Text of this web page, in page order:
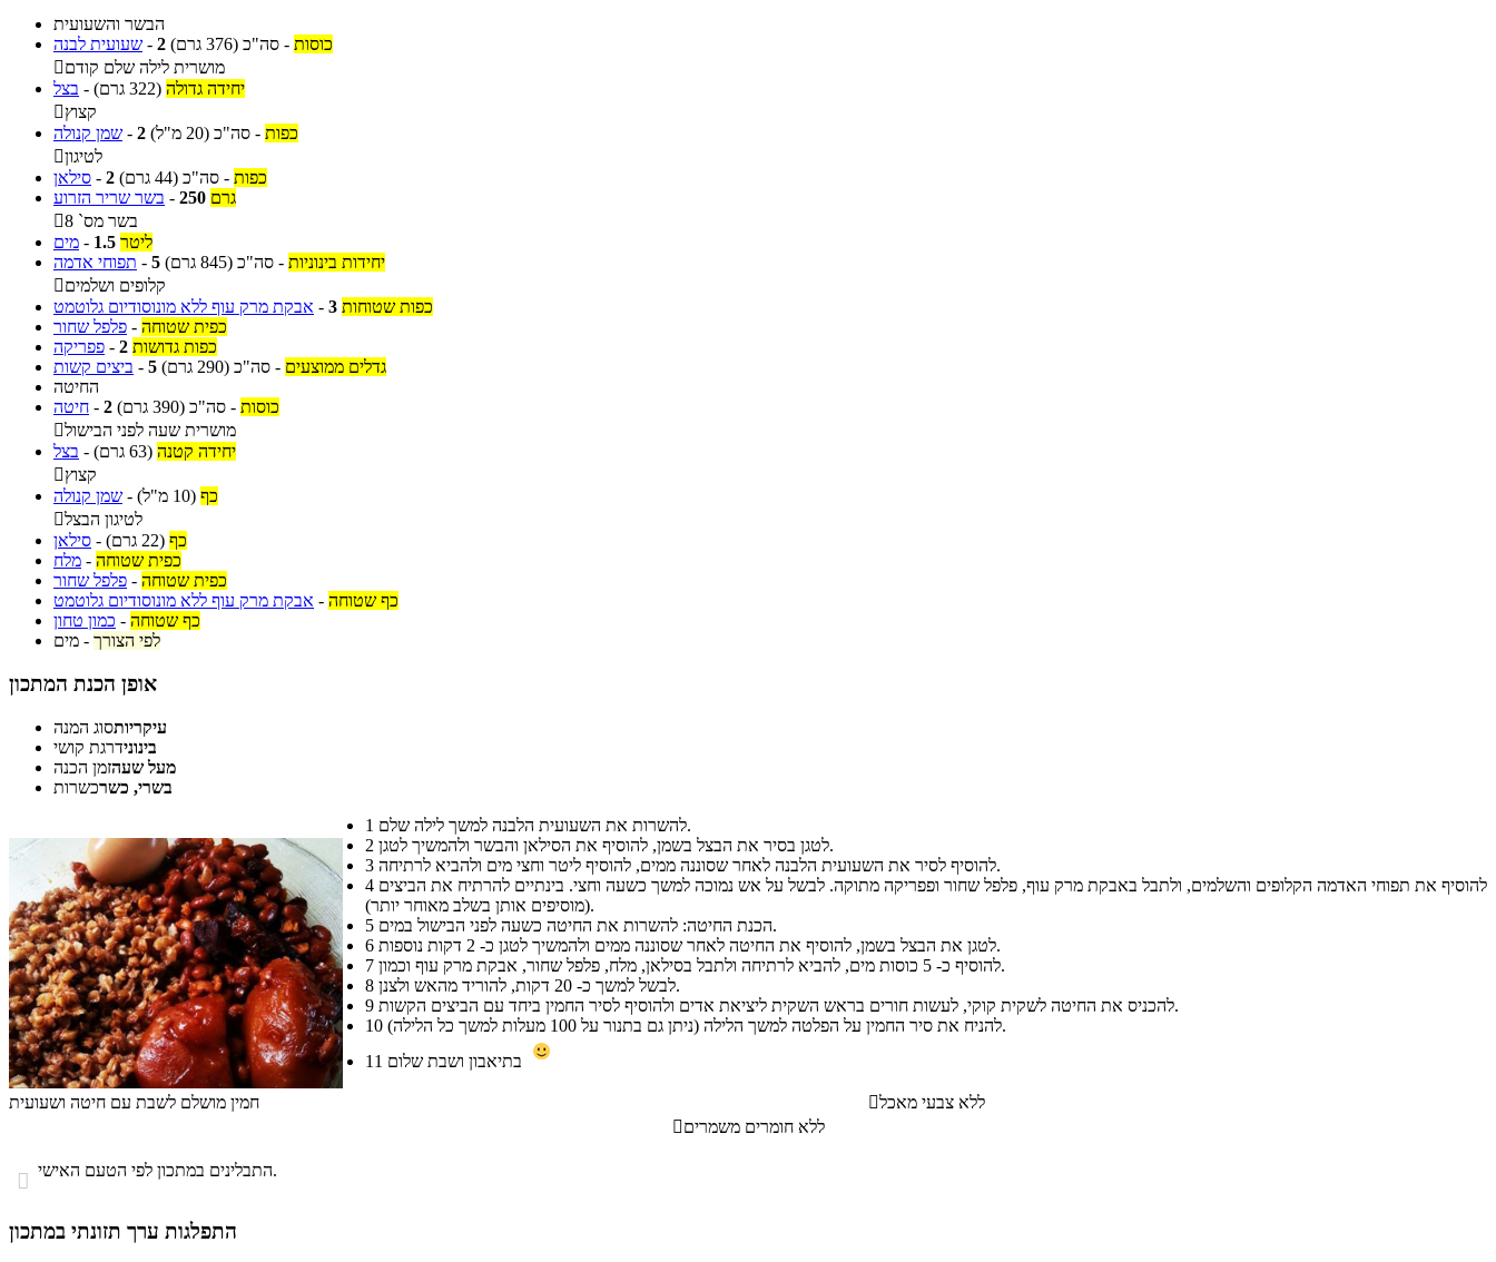
הבשר והשעועית
שעועית לבנה - 2 כוסות - סה"כ (376 גרם)
מושרית לילה שלם קודם
בצל - יחידה גדולה (322 גרם)
קצוץ
שמן קנולה - 2 כפות - סה"כ (20 מ"ל)
לטיגון
סילאן - 2 כפות - סה"כ (44 גרם)
בשר שריר הזרוע - 250 גרם

בשר מס` 8
מים - 1.5 ליטר
תפוחי אדמה - 5 יחידות בינוניות - סה"כ (845 גרם)
קלופים ושלמים
אבקת מרק עוף ללא מונוסודיום גלוטמט - 3 כפות שטוחות
פלפל שחור - כפית שטוחה
פפריקה - 2 כפות גדושות
ביצים קשות - 5 גדלים ממוצעים - סה"כ (290 גרם)
החיטה
חיטה - 2 כוסות - סה"כ (390 גרם)
מושרית שעה לפני הבישול
בצל - יחידה קטנה (63 גרם)
קצוץ
שמן קנולה - כף (10 מ"ל)
לטיגון הבצל
סילאן - כף (22 גרם)
מלח - כפית שטוחה
פלפל שחור - כפית שטוחה
אבקת מרק עוף ללא מונוסודיום גלוטמט - כף שטוחה
כמון טחון - כף שטוחה
מים - לפי הצורך
אופן הכנת המתכון
עיקריותסוג המנה
בינונידרגת קושי
מעל שעהזמן הכנה
בשרי, כשרכשרות
חמין מושלם לשבת עם חיטה ושעועית
1
להשרות את השעועית הלבנה למשך לילה שלם.
2
לטגן בסיר את הבצל בשמן, להוסיף את הסילאן והבשר ולהמשיך לטגן.
3
להוסיף לסיר את השעועית הלבנה לאחר שסוננה ממים, להוסיף ליטר וחצי מים ולהביא לרתיחה.
4
(מוסיפים אותן בשלב מאוחר יותר).
5
הכנת החיטה: להשרות את החיטה כשעה לפני הבישול במים.
6
לטגן את הבצל בשמן, להוסיף את החיטה לאחר שסוננה ממים ולהמשיך לטגן כ- 2 דקות נוספות.
7
להוסיף כ- 5 כוסות מים, להביא לרתיחה ולתבל בסילאן, מלח, פלפל שחור, אבקת מרק עוף וכמון.
8
לבשל למשך כ- 20 דקות, להוריד מהאש ולצנן.
9
להכניס את החיטה לשקית קוקי, לעשות חורים בראש השקית ליציאת אדים ולהוסיף לסיר החמין ביחד עם הביצים הקשות.
10
להניח את סיר החמין על הפלטה למשך הלילה (ניתן גם בתנור על 100 מעלות למשך כל הלילה).
11
ללא צבעי מאכל
ללא חומרים משמרים
 התבלינים במתכון לפי הטעם האישי.
התפלגות ערך תזונתי במתכון